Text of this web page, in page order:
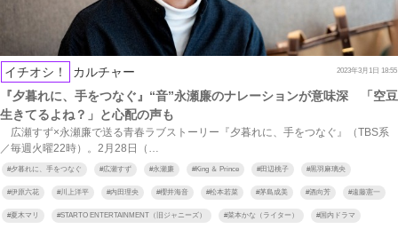
イチオシ！ カルチャー 2023年3月1日 18:55
『夕暮れに、手をつなぐ』“音”永瀬廉のナレーションが意味深 「空豆
生きてるよね？」と心配の声も
広瀬すず×永瀬廉で送る青春ラブストーリー『夕暮れに、手をつなぐ』（TBS系
／毎週火曜22時）。2月28日（…
#夕暮れに、手をつなぐ #広瀬すず #永瀬廉 #King ＆ Prince #田辺桃子 #黒羽麻璃央
#伊原六花 #川上洋平 #内田理央 #櫻井海音 #松本若菜 #茅島成美 #酒向芳 #遠藤憲一
#夏木マリ #STARTO ENTERTAINMENT（旧ジャニーズ） #菜本かな（ライター） #国内ドラマ